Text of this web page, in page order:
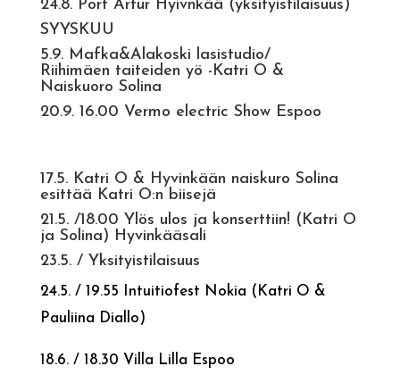
24.8. Port Artur Hyivnkää (yksityistilaisuus)
SYYSKUU
5.9. Mafka&Alakoski lasistudio/
Riihimäen taiteiden yö -Katri O &
Naiskuoro Solina
20.9. 16.00 Vermo electric Show Espoo
17.5. Katri O & Hyvinkään naiskuro Solina
esittää Katri O:n biisejä
21.5. /18.00 Ylös ulos ja konserttiin! (Katri O
ja Solina) Hyvinkääsali
23.5. / Yksityistilaisuus
24.5. / 19.55 Intuitiofest Nokia (Katri O &
Pauliina Diallo)
18.6. / 18.30 Villa Lilla Espoo